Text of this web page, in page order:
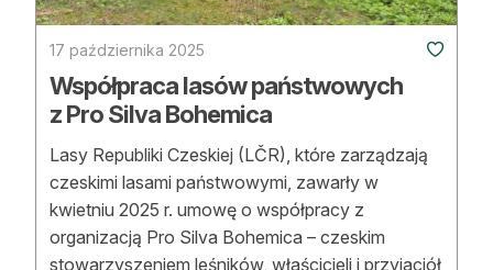
17 października 2025
Współpraca lasów państwowych
z Pro Silva Bohemica
Lasy Republiki Czeskiej (LČR), które zarządzają
czeskimi lasami państwowymi, zawarły w
kwietniu 2025 r. umowę o współpracy z
organizacją Pro Silva Bohemica – czeskim
stowarzyszeniem leśników, właścicieli i przyjaciół